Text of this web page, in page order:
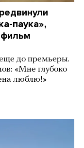
паука»,
фильм
до премьеры.
«Мне глубоко
люблю!»